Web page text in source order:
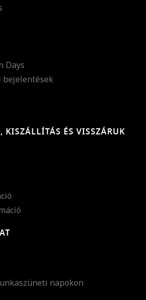
Days
bejelentések
KISZÁLLÍTÁS ÉS VISSZÁRUK
napokon